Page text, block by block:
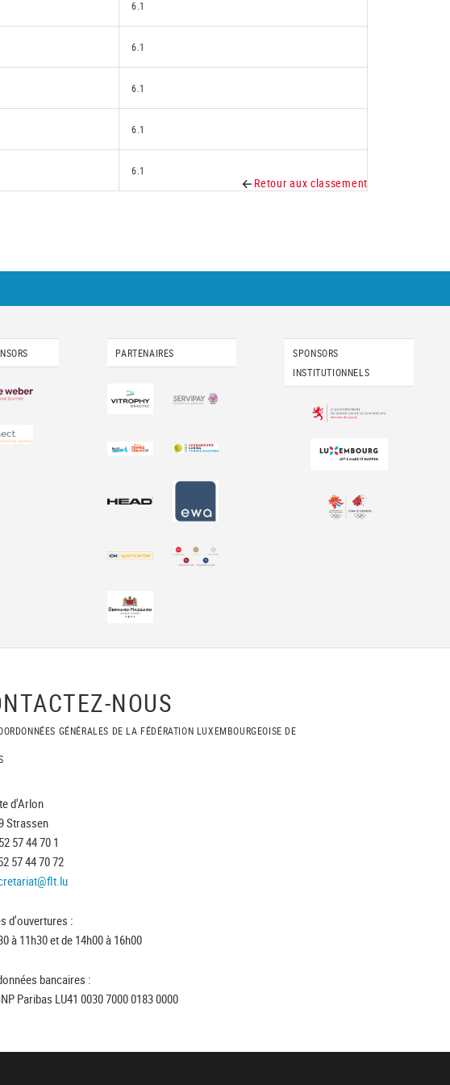
6.1
6.1
6.1
6.1
6.1
Retour aux classement
PARTENAIRES
SPONSORS
INSTITUTIONNELS
NOUS
GÉNÉRALES DE LA FÉDÉRATION LUXEMBOURGEOISE DE
d'Arlon
Strassen
57 44 70 1
57 44 70 72
d'ouvertures :
à 11h30 et de 14h00 à 16h00
bancaires :
Paribas LU41 0030 7000 0183 0000